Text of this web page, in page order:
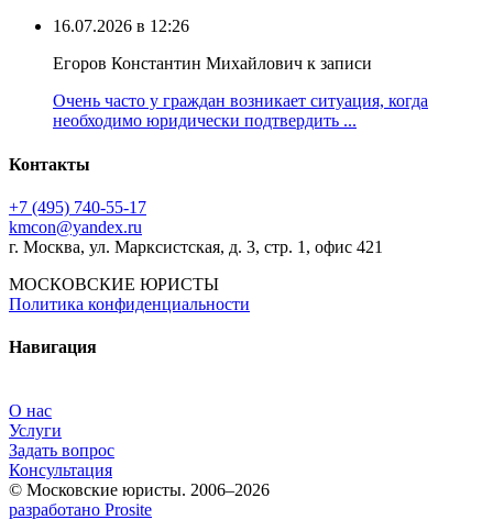
16.07.2026 в 12:26
Егоров Константин Михайлович к записи
Очень часто у граждан возникает ситуация, когда
необходимо юридически подтвердить ...
Контакты
+7 (495) 740‑55‑17
kmcon@yandex.ru
г. Москва, ул. Марксистская, д. 3, стр. 1, офис 421
МОСКОВСКИЕ ЮРИСТЫ
Политика конфиденциальности
Навигация
О нас
Услуги
Задать вопрос
Консультация
© Московские юристы. 2006–2026
разработано Prosite